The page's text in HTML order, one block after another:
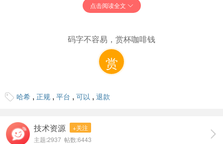
由就是缺货，而且没有确定时间，相当于无限期延迟发货；
点击阅读全文
码字不容易，赏杯咖啡钱
赏
哈希 , 正规 , 平台 , 可以 , 退款
技术资源
+关注
主题:2937 帖数:6443